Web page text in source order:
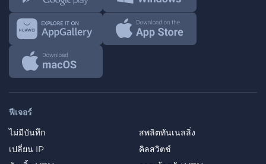
ฟีเจอร์
ไม่มีบันทึก
สพลิตทันเนลลิ่ง
เปลี่ยน IP
คิลสวิตช์